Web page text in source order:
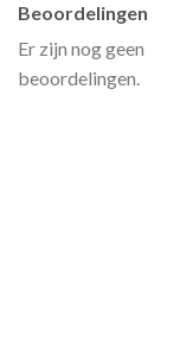
Beoordelingen
Er zijn nog geen
beoordelingen.